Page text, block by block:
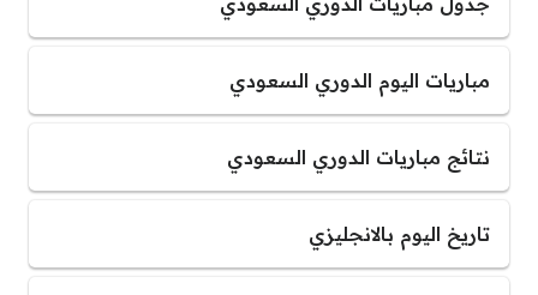
مباريات اليوم الدوري السعودي
نتائج مباريات الدوري السعودي
تاريخ اليوم بالانجليزي